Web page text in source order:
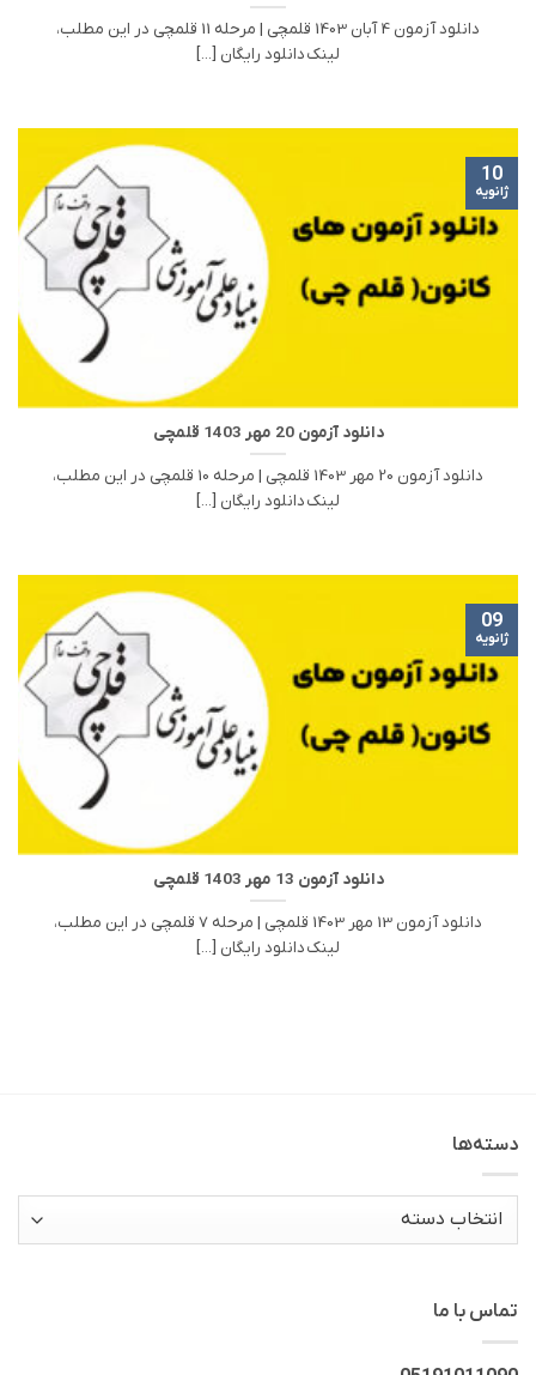
دانلود آزمون 4 آبان 1403 قلمچی | مرحله 11 قلمچی در این مطلب،
لینک دانلود رایگان [...]
دانلود آزمون 20 مهر 1403 قلمچی
دانلود آزمون 20 مهر 1403 قلمچی | مرحله 10 قلمچی در این مطلب،
لینک دانلود رایگان [...]
10
ژانویه
دانلود آزمون 13 مهر 1403 قلمچی
دانلود آزمون 13 مهر 1403 قلمچی | مرحله 7 قلمچی در این مطلب،
لینک دانلود رایگان [...]
09
ژانویه
دسته‌ها
دسته‌ها
تماس با ما